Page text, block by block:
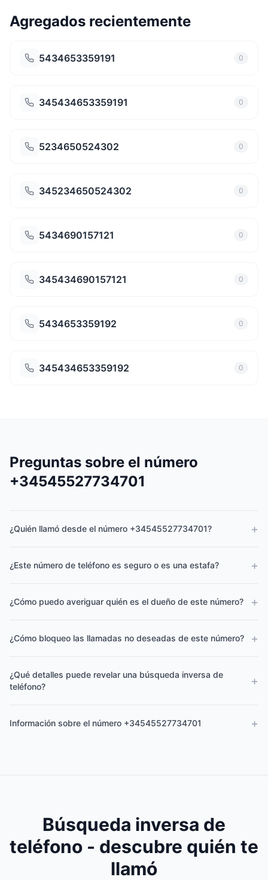
Agregados recientemente
5434653359191 0
345434653359191 0
5234650524302 0
345234650524302 0
5434690157121 0
345434690157121 0
5434653359192 0
345434653359192 0
Preguntas sobre el número
+34545527734701
¿Quién llamó desde el número +34545527734701? +
¿Este número de teléfono es seguro o es una estafa? +
¿Cómo puedo averiguar quién es el dueño de este número? +
¿Cómo bloqueo las llamadas no deseadas de este número? +
¿Qué detalles puede revelar una búsqueda inversa de
teléfono?
+
Información sobre el número +34545527734701 +
Búsqueda inversa de
teléfono - descubre quién te
llamó